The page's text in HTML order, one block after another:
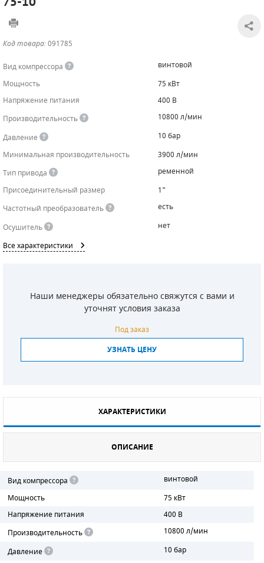
Код товара:091785
Вид компрессора
винтовой
Мощность
75 кВт
Напряжение питания
400 В
Производительность
10800 л/мин
Давление
10 бар
Минимальная производительность
3900 л/мин
Тип привода
ременной
Присоединительный размер
1"
Частотный преобразователь
есть
Осушитель
нет
Все характеристики
Наши менеджеры обязательно свяжутся с вами и
уточнят условия заказа
Под заказ
УЗНАТЬ ЦЕНУ
ХАРАКТЕРИСТИКИ
ОПИСАНИЕ
Вид компрессора
винтовой
Мощность
75 кВт
Напряжение питания
400 В
Производительность
10800 л/мин
Давление
10 бар
САДОВАЯ ТЕХНИКА
ЧИЛЛЕРЫ
КАНАЛИЗАЦИОННЫЕ НАСОСЫ
БЕНЗИНОВЫЕ МОТОПОМПЫ
ТАЛИ И ТЕЛЬФЕРЫ
ОСВЕТИТЕЛЬНЫЕ МАЧТЫ
КОНТРОЛЛЕРЫ (БЛОКИ УПРАВЛЕНИЯ)
ПРЕДОХРАНИТЕЛЬНЫЕ КЛАПАНЫ
ОБРАТНЫЕ КЛАПАНЫ
РЕЛЕ ДАВЛЕНИЯ ДЛЯ ДЛЯ КОМПРЕССОРОВ
ДАТЧИКИ
РУКАВА ВЫСОКОГО ДАВЛЕНИЯ (РВД)
ЗАПЧАСТИ ДЛЯ ВИНТОВЫХ КОМПРЕССОРОВ
ФИЛЬТРОВ
ДИЗЕЛЬНЫЕ ДВИГАТЕЛИ
ДЕТАЛИ ДВС
МОТОРНОЕ МАСЛО
РАДИАТОРЫ
ПОРШНЕВЫЕ БЛОКИ